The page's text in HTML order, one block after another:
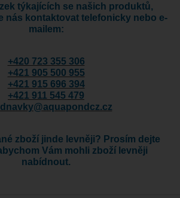
týkajících se našich produktů,
nás kontaktovat telefonicky nebo e-
mailem:
+420 723 355 306
+421 905 500 955
+421 915 696 394
+421 911 545 479
zboží jinde levněji? Prosím dejte
Vám mohli zboží levněji
nabídnout.